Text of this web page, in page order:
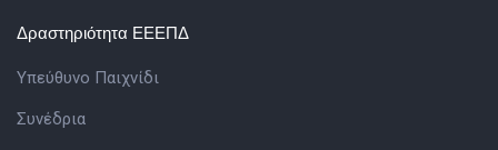
Δραστηριότητα ΕΕΕΠΔ
Υπεύθυνο Παιχνίδι
Συνέδρια